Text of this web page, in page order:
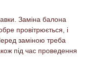
Заміна балона
провітрюється, і
заміною треба
під час проведення